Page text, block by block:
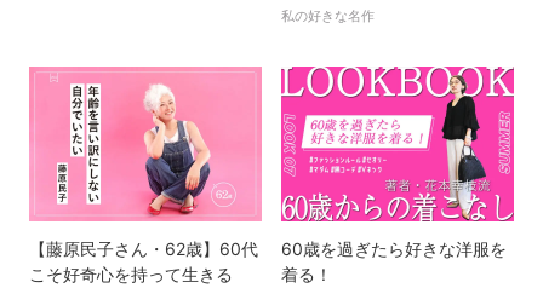
私の好きな名作
【藤原民子さん・62歳】60代
こそ好奇心を持って生きる
60歳を過ぎたら好きな洋服を
着る！